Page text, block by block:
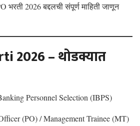
2026 बद्दलची संपूर्ण माहिती जाणून
2026 – थोडक्यात
Personnel Selection (IBPS)
(PO) / Management Trainee (MT)